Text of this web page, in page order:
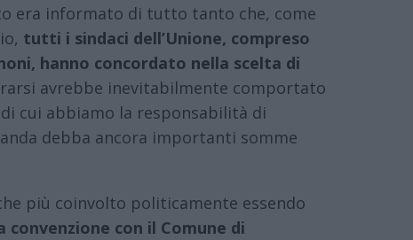
era informato di tutto tanto che, come
tutti i sindaci dell’Unione, compreso
hanno concordato nella scelta di
avrebbe inevitabilmente comportato
cui abbiamo la responsabilità di
debba ancora importanti somme
più coinvolto politicamente essendo
convenzione con il Comune di